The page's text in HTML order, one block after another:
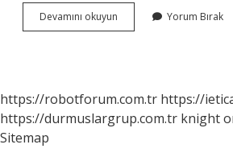
Devamını okuyun Biyografi
Çeşitleri
Yorum Bırak
https://robotforum.com.tr https://
https://durmuslargrup.com.tr knight
Sitemap